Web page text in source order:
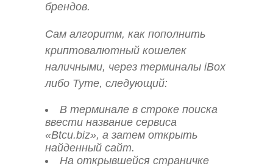
брендов.
Сам алгоритм, как пополнить
криптовалютный кошелек
наличными, через терминалы iBox
либо Tyme, следующий:
В терминале в строке поиска
ввести название сервиса
«Btcu.biz», а затем открыть
найденный сайт.
На открывшейся страничке